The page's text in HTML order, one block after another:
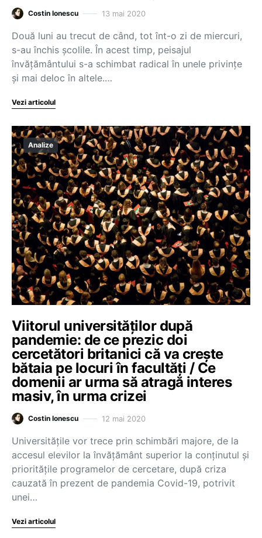
Costin Ionescu 13 mai 2020
Două luni au trecut de când, tot înt-o zi de miercuri,
s-au închis școlile. În acest timp, peisajul
învățământului s-a schimbat radical în unele privințe
și mai deloc în altele.…
Vezi articolul
Analize
Viitorul universităților după
pandemie: de ce prezic doi
cercetători britanici că va crește
bătaia pe locuri în facultăți / Ce
domenii ar urma să atragă interes
masiv, în urma crizei
Costin Ionescu 12 mai 2020
Universitățile vor trece prin schimbări majore, de la
accesul elevilor la învățământ superior la conținutul și
prioritățile programelor de cercetare, după criza
cauzată în prezent de pandemia Covid-19, potrivit
unei…
Vezi articolul